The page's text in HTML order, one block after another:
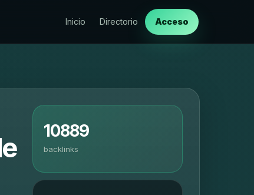
Inicio Directorio Acceso
10889
backlinks